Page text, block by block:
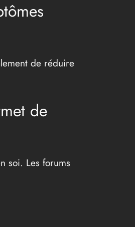
de réduire
de
soi. Les forums